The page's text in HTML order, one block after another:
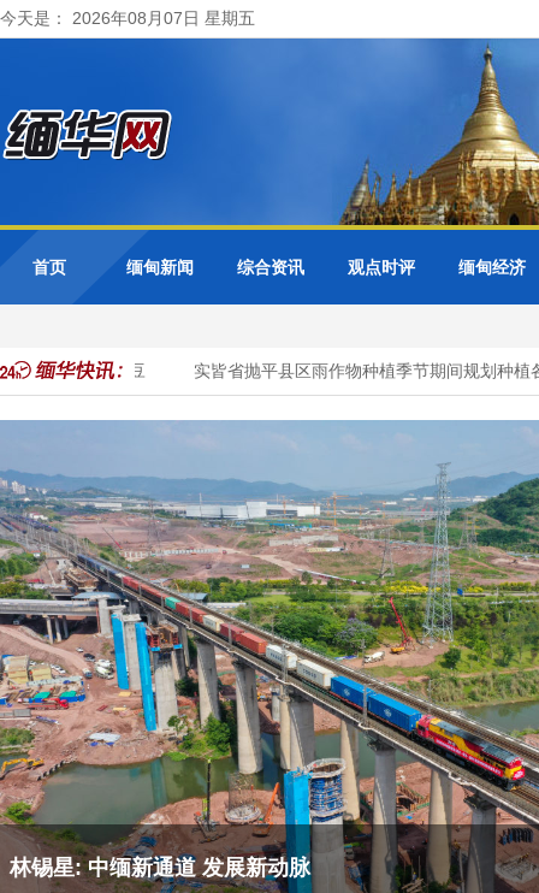
今天是： 2026年08月07日 星期五
首页 缅甸新闻 综合资讯 观点时评 缅甸经济
1千多英亩绿豆 实皆省抛平县区雨作物种植季节期间规划种植各
​林锡星: 中缅新通道 发展新动脉